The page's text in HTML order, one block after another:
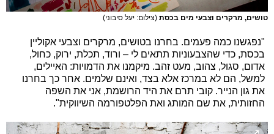
טושים, מרקרים וצבעי מים בכסת (צילום: יעל סיבוני)
"נפגשנו כמה פעמים. בחרנו בטושים, מרקרים וצבעי אקוליין
בכסת, כדי שהצבעוניות תתאים לי – ורוד, תכלת, ירוק, כחול,
אדום, סגול, צהוב, מעט זהב. מיקמנו את הדמויות: האיילים,
למשל, הם לא במרכז אלא בצד, ואינם שלמים. אחר כך בחרנו
את גון הנייר. קובי תרם את היד הרושמת, אני את השפה
החזותית, את שם המותג ואת הפלטפורמה השיווקית".